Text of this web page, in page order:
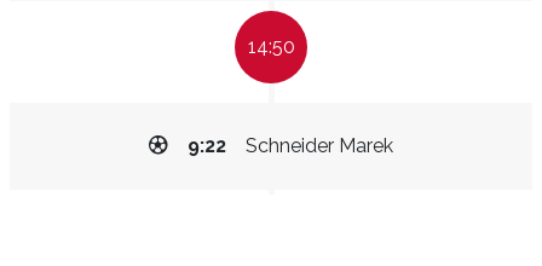
14:50
Schneider Marek
9:22